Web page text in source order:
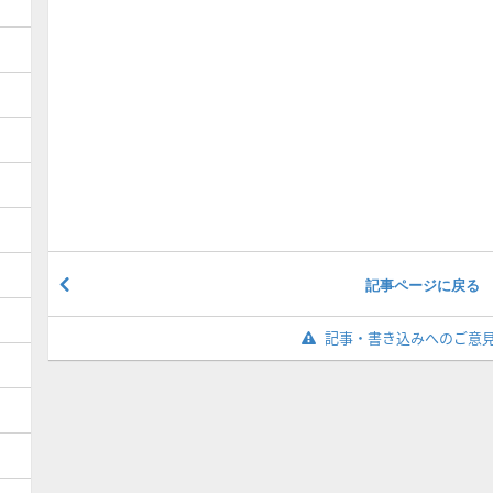
記事ページに戻る
記事・書き込みへのご意